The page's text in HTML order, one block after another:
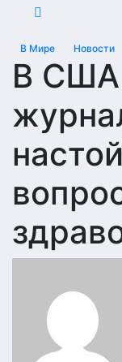
В Мире Новости
В США